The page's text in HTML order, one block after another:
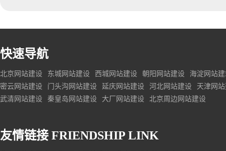
快速导航
北京网站建设 东城网站建设 西城网站建设 朝阳网站建设
海淀网站
密云网站建设
门头沟网站建设 延庆网站建设 河北网站建设
天津网
武清网站建设
秦皇岛网站建设 大厂网站建设 北京周边网站建设
友情链接 FRIENDSHIP LINK